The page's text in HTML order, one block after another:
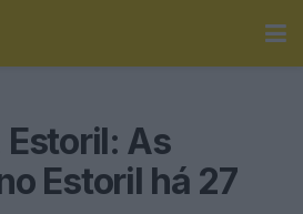
Estoril: As
Estoril há 27